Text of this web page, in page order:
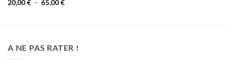
20,00€ – 65,00€Plage
A NE PAS RATER !